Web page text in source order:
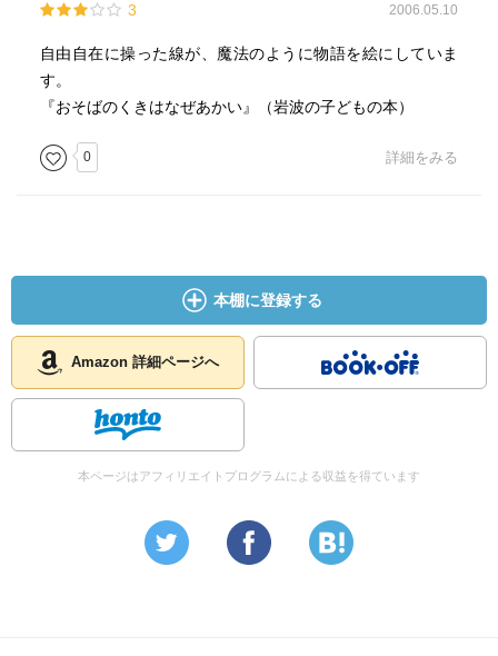
3 2006.05.10
自由自在に操った線が、魔法のように物語を絵にしていま
す。
『おそばのくきはなぜあかい』（岩波の子どもの本）
0 詳細をみる
本棚に登録する
Amazon 詳細ページへ
本ページはアフィリエイトプログラムによる収益を得ています